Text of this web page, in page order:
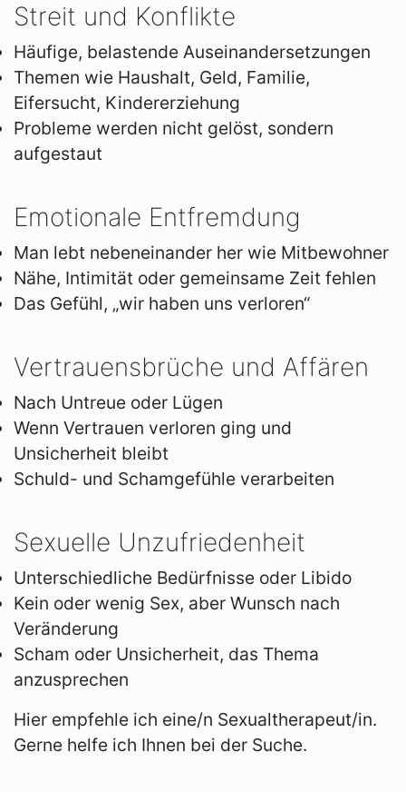
Streit und Konflikte
Häufige, belastende Auseinandersetzungen
Themen wie Haushalt, Geld, Familie,
Eifersucht, Kindererziehung
Probleme werden nicht gelöst, sondern
aufgestaut
Emotionale Entfremdung
Man lebt nebeneinander her wie Mitbewohner
Nähe, Intimität oder gemeinsame Zeit fehlen
Das Gefühl, „wir haben uns verloren“
Vertrauensbrüche und Affären
Nach Untreue oder Lügen
Wenn Vertrauen verloren ging und
Unsicherheit bleibt
Schuld- und Schamgefühle verarbeiten
Sexuelle Unzufriedenheit
Unterschiedliche Bedürfnisse oder Libido
Kein oder wenig Sex, aber Wunsch nach
Veränderung
Scham oder Unsicherheit, das Thema
anzusprechen
Hier empfehle ich eine/n Sexualtherapeut/in.
Gerne helfe ich Ihnen bei der Suche.